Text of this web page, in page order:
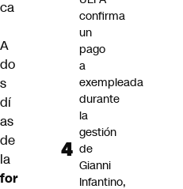
ca
A
do
s
dí
as
de
la
for
confirma
un
pago
a
exempleada
durante
la
gestión
de
Gianni
Infantino,